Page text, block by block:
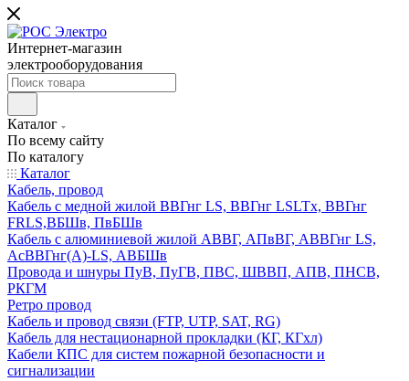
Интернет-магазин
электрооборудования
Каталог
По всему сайту
По каталогу
Каталог
Кабель, провод
Кабель с медной жилой ВВГнг LS, ВВГнг LSLTx, ВВГнг
FRLS,ВБШв, ПвБШв
Кабель с алюминиевой жилой АВВГ, АПвВГ, АВВГнг LS,
АсВВГнг(А)-LS, АВБШв
Провода и шнуры ПуВ, ПуГВ, ПВС, ШВВП, АПВ, ПНСВ,
РКГМ
Ретро провод
Кабель и провод связи (FTP, UTP, SAT, RG)
Кабель для нестационарной прокладки (КГ, КГхл)
Кабели КПС для систем пожарной безопасности и
сигнализации